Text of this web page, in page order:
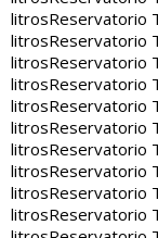
litrosReservatorio
litrosReservatorio
litrosReservatorio
litrosReservatorio
litrosReservatorio
litrosReservatorio
litrosReservatorio
litrosReservatorio
litrosReservatorio
litrosReservatorio